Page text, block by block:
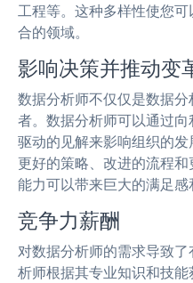
工程等。这种多样性使您
合的领域。
影响决策并推动变
数据分析师不仅仅是数据
者。数据分析师可以通过
驱动的见解来影响组织的
更好的策略、改进的流程
能力可以带来巨大的满足感
竞争力薪酬
对数据分析师的需求导致
析师根据其专业知识和技